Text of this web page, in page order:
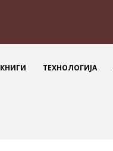
КНИГИ ТЕХНОЛОГИЈА